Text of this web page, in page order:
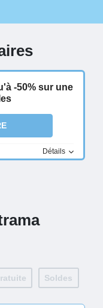
-50% sur une
Détails
Soldes